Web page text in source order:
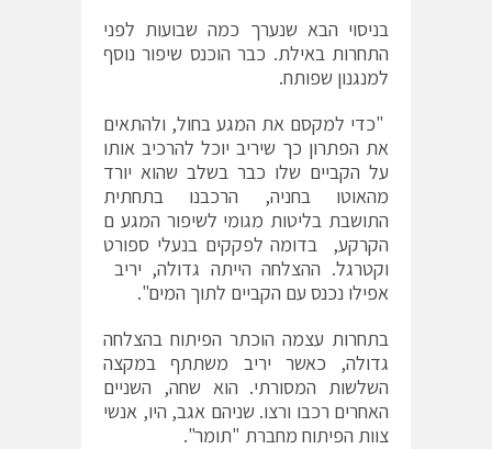
בניסוי הבא שנערך כמה שבועות לפני
התחרות באילת. כבר הוכנס שיפור נוסף
למנגנון שפותח.
"כדי למקסם את המגע בחול, ולהתאים
את הפתרון כך שיריב יוכל להרכיב אותו
על הקביים שלו כבר בשלב שהוא יורד
מהאוטו בחניה, הרכבנו בתחתית
התושבת בליטות מגומי לשיפור המגע ם
הקרקע, בדומה לפקקים בנעלי ספורט
וקטרגל. ההצלחה הייתה גדולה, יריב
אפילו נכנס עם הקביים לתוך המים".
בתחרות עצמה הוכתר הפיתוח בהצלחה
גדולה, כאשר יריב משתתף במקצה
השלשות המסורתי. הוא שחה, השניים
האחרים רכבו ורצו. שניהם אגב, היו, אנשי
צוות הפיתוח מחברת "תומר".